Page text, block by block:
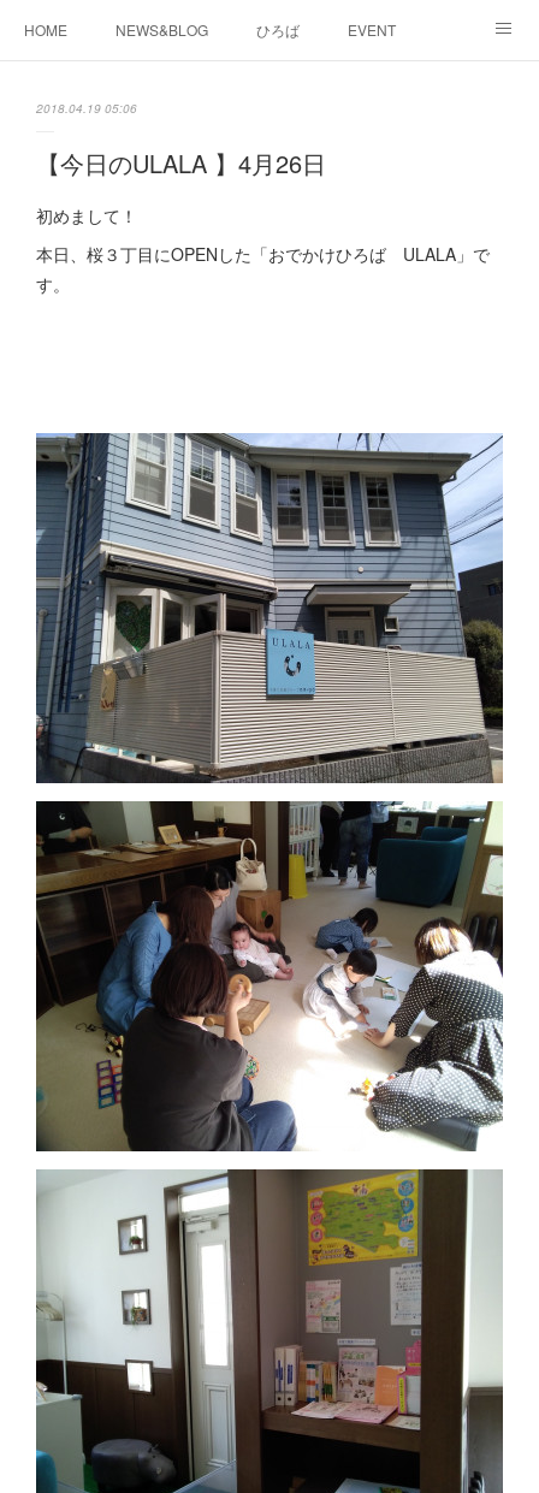
HOME NEWS&BLOG ひろば EVENT
2018.04.19 05:06
【今日のULALA 】4月26日
初めまして！
本日、桜３丁目にOPENした「おでかけひろば ULALA」で
す。